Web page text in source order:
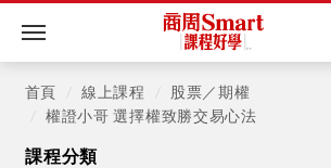
Toggle
navigation
首頁 線上課程
股票／期權
權證小哥 選擇權致勝交易心法
課程分類